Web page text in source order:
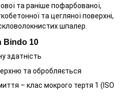
та раніше пофарбованої,
та цегляної поверхні,
шпалер.
Bindo 10
здатність
та обробляється
– клас мокрого тертя 1 (ISO